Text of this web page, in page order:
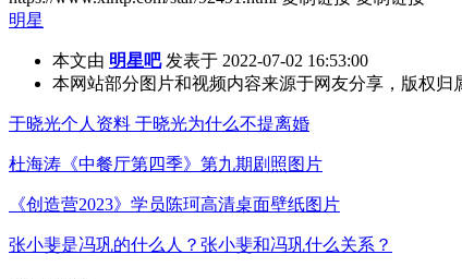
明星
本文由 明星吧发表于 2022-07-02 16:53:00
本网站部分图片和视频内容来源于网友分享，版权
于晓光个人资料 于晓光为什么不提离婚
杜海涛《中餐厅第四季》第九期剧照图片
《创造营2023》学员陈珂高清桌面壁纸图片
张小斐是冯巩的什么人？张小斐和冯巩什么关系？